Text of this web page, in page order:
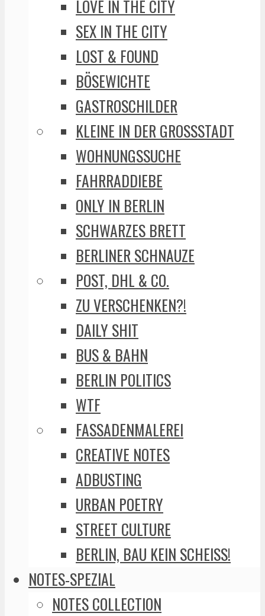
LOVE IN THE CITY
SEX IN THE CITY
LOST & FOUND
BÖSEWICHTE
GASTROSCHILDER
KLEINE IN DER GROSSSTADT
WOHNUNGSSUCHE
FAHRRADDIEBE
ONLY IN BERLIN
SCHWARZES BRETT
BERLINER SCHNAUZE
POST, DHL & CO.
ZU VERSCHENKEN?!
DAILY SHIT
BUS & BAHN
BERLIN POLITICS
WTF
FASSADENMALEREI
CREATIVE NOTES
ADBUSTING
URBAN POETRY
STREET CULTURE
BERLIN, BAU KEIN SCHEISS!
NOTES-SPEZIAL
NOTES COLLECTION